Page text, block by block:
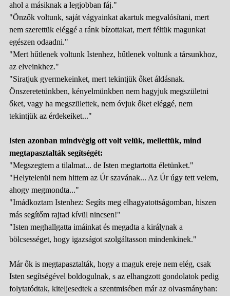
ahol a másiknak a legjobban fáj."
"Önzők voltunk, saját vágyainkat akartuk megvalósítani, mert
nem szerettük eléggé a ránk bízottakat, mert féltük magunkat
egészen odaadni."
"Mert hűtlenek voltunk Istenhez, hűtlenek voltunk a társunkhoz,
az elveinkhez."
"Siratjuk gyermekeinket, mert tekintjük őket áldásnak.
Önszeretetünkben, kényelmünkben nem hagyjuk megszületni
őket, vagy ha megszülettek, nem óvjuk őket eléggé, nem
tekintjük az érdekeiket..."
Isten azonban mindvégig ott volt velük, mellettük, mind
megtapasztalták segítségét:
"Megszegtem a tilalmat... de Isten megtartotta életünket."
"Helytelenül nem hittem az Úr szavának... Az Úr úgy tett velem,
ahogy megmondta..."
"Imádkoztam Istenhez: Segíts meg elhagyatottságomban, hiszen
más segítőm rajtad kívül nincsen!"
"Isten meghallgatta imáinkat és megadta a királynak a
bölcsességet, hogy igazságot szolgáltasson mindenkinek."
Már ők is megtapasztalták, hogy a maguk ereje nem elég, csak
Isten segítségével boldogulnak, s az elhangzott gondolatok pedig
folytatódtak, kiteljesedtek a szentmisében már az olvasmányban: